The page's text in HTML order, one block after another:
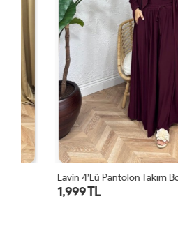
Lavin 4’lü Pantolon Takım Bordo
1,999 TL